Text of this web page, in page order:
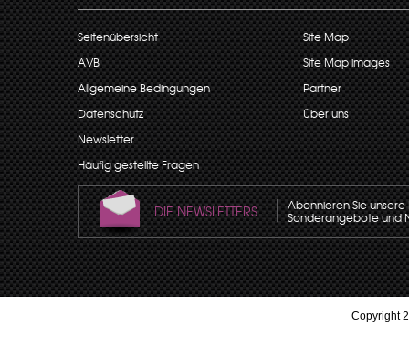
Seitenübersicht
AVB
Allgemeine Bedingungen
Datenschutz
Newsletter
Häufig gestellte Fragen
Site Map
Site Map images
Partner
Über uns
DIE NEWSLETTERS Abonnieren Sie
Sonderangebote und
Copyright